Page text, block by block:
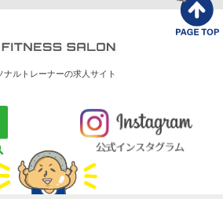
ナルトレーナーの求人サイト